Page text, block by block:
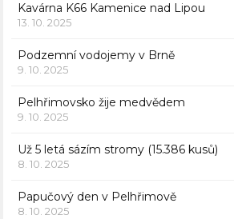
Kavárna K66 Kamenice nad Lipou
13. 10. 2025
Podzemní vodojemy v Brně
9. 10. 2025
Pelhřimovsko žije medvědem
9. 10. 2025
Už 5 letá sázím stromy (15.386 kusů)
8. 10. 2025
Papučový den v Pelhřimově
8. 10. 2025